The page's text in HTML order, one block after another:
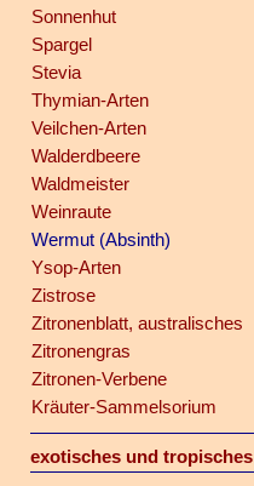
Sonnenhut
Spargel
Stevia
Thymian-Arten
Veilchen-Arten
Walderdbeere
Waldmeister
Weinraute
Wermut (Absinth)
Ysop-Arten
Zistrose
Zitronenblatt, australisches
Zitronengras
Zitronen-Verbene
Kräuter-Sammelsorium
exotisches und tropisches